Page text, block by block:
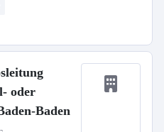
oder
Baden